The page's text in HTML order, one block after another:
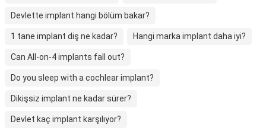
Devlette implant hangi bölüm bakar?
1 tane implant diş ne kadar? Hangi marka implant daha iyi?
Can All-on-4 implants fall out?
Do you sleep with a cochlear implant?
Dikişsiz implant ne kadar sürer?
Devlet kaç implant karşılıyor?